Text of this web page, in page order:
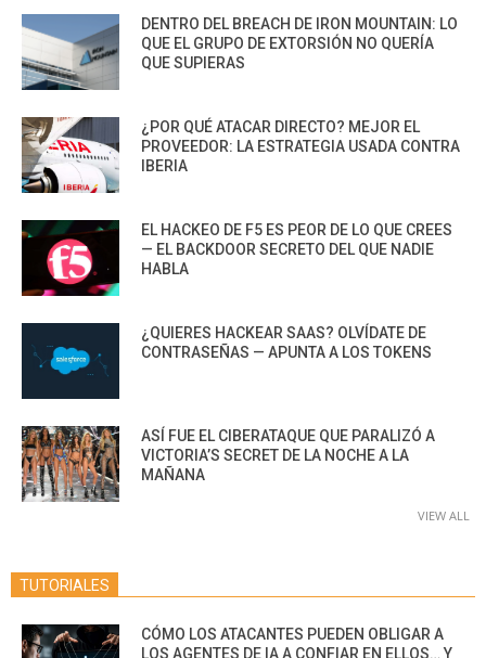
DENTRO DEL BREACH DE IRON MOUNTAIN: LO
QUE EL GRUPO DE EXTORSIÓN NO QUERÍA
QUE SUPIERAS
¿POR QUÉ ATACAR DIRECTO? MEJOR EL
PROVEEDOR: LA ESTRATEGIA USADA CONTRA
IBERIA
EL HACKEO DE F5 ES PEOR DE LO QUE CREES
— EL BACKDOOR SECRETO DEL QUE NADIE
HABLA
¿QUIERES HACKEAR SAAS? OLVÍDATE DE
CONTRASEÑAS — APUNTA A LOS TOKENS
ASÍ FUE EL CIBERATAQUE QUE PARALIZÓ A
VICTORIA’S SECRET DE LA NOCHE A LA
MAÑANA
VIEW ALL
TUTORIALES
CÓMO LOS ATACANTES PUEDEN OBLIGAR A
LOS AGENTES DE IA A CONFIAR EN ELLOS… Y